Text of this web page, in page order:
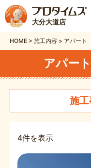
大分大道店
HOME > 施工内容 > アパート
アパー
施
4件を表示